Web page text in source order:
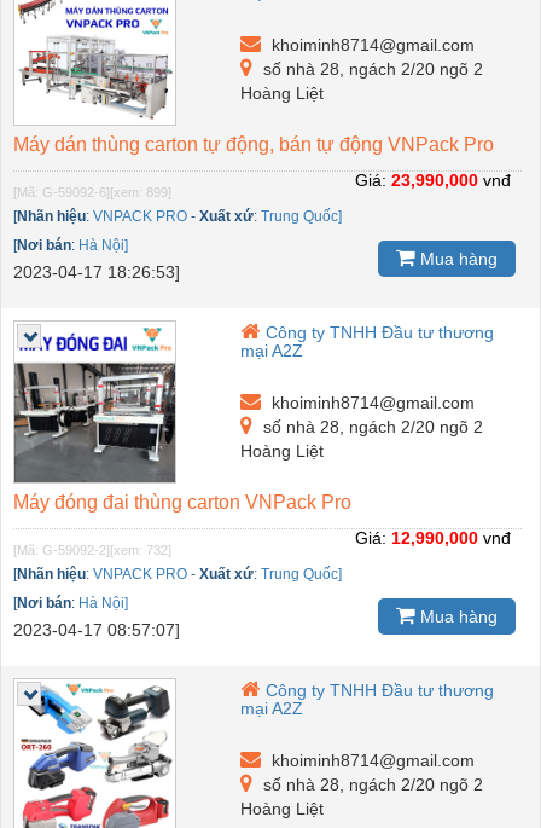
khoiminh8714@gmail.com
số nhà 28, ngách 2/20 ngõ 2
Hoàng Liệt
Máy dán thùng carton tự động, bán tự động VNPack Pro
[Mã: G-59092-6][xem: 899]
[Nhãn hiệu: VNPACK PRO - Xuất xứ: Trung Quốc]
[Nơi bán: Hà Nội]
2023-04-17 18:26:53]
Giá: 23,990,000 vnđ
Mua hàng
Công ty TNHH Đầu tư thương
mại A2Z
khoiminh8714@gmail.com
số nhà 28, ngách 2/20 ngõ 2
Hoàng Liệt
Máy đóng đai thùng carton VNPack Pro
[Mã: G-59092-2][xem: 732]
[Nhãn hiệu: VNPACK PRO - Xuất xứ: Trung Quốc]
[Nơi bán: Hà Nội]
2023-04-17 08:57:07]
Giá: 12,990,000 vnđ
Mua hàng
Công ty TNHH Đầu tư thương
mại A2Z
khoiminh8714@gmail.com
số nhà 28, ngách 2/20 ngõ 2
Hoàng Liệt